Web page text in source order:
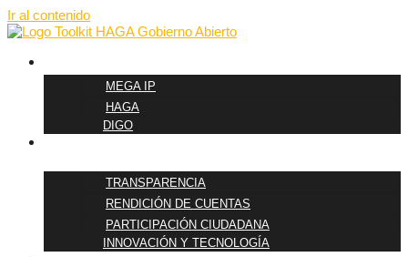
Ir al contenido
MEGA IP
HAGA
DIGO
TRANSPARENCIA
RENDICIÓN DE CUENTAS
PARTICIPACIÓN CIUDADANA
INNOVACIÓN Y TECNOLOGÍA